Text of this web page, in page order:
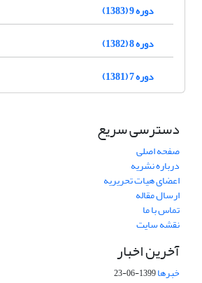
دوره 9 (1383)
دوره 8 (1382)
دوره 7 (1381)
دسترسی سریع
صفحه اصلی
درباره نشریه
اعضای هیات تحریریه
ارسال مقاله
تماس با ما
نقشه سایت
آخرین اخبار
خبرها1399-06-23